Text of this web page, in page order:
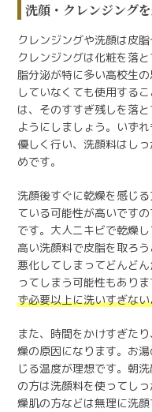
洗顔・クレンジング
クレンジングや洗顔は皮
クレンジングは化粧を落
脂分泌が特に多い高校生
していなくても使用する
は、そのすすぎ残しを落
ようにしましょう。いず
優しく行い、洗顔料はし
めです。
洗顔後すぐに乾燥を感じ
ている可能性が高いです
です。大人ニキビで乾燥
高い洗顔料で皮脂を取ろ
悪化してしまってどんど
ってしまう可能性もあり
ず必要以上に洗いすぎな
また、時間をかけすぎた
燥の原因になります。お
じる温度が理想です。朝
の方は洗顔料を使ってし
燥肌の方などは無理に洗